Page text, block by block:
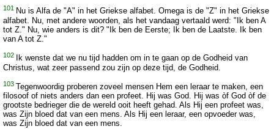
101 Nu is Alfa de "A" in het Griekse alfabet. Omega is de "Z" in het Griekse
alfabet. Nu, met andere woorden, als het vandaag vertaald werd: "Ik ben A
tot Z." Nu, wie anders is dit? "Ik ben de Eerste; Ik ben de Laatste. Ik ben
van A tot Z."
102
Ik wenste dat we nu tijd hadden om in te gaan op de Godheid van
Christus, wat zeer passend zou zijn op deze tijd, de Godheid.
103 Tegenwoordig proberen zoveel mensen Hem een leraar te maken, een
filosoof of niets anders dan een profeet. Hij was God. Hij was òf God òf de
grootste bedrieger die de wereld ooit heeft gehad. Als Hij een profeet was,
was Zijn bloed dat van een mens. Als Hij een leraar, een opvoeder was,
was Zijn bloed dat van een mens.